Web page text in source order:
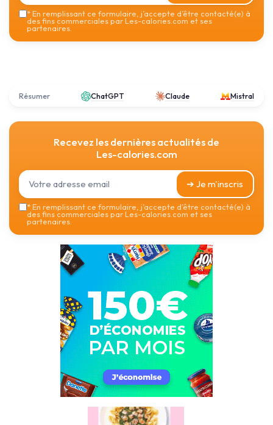
*En remplissant ce formulaire, j’accepte d’être contacté(e) à
des fins commerciales par Les-calories.com et ses
partenaires.
Résumer ChatGPT Claude Mistral
Recevez les dernières actualités de
Les-calories.com
➔ Je m'inscris
*En remplissant ce formulaire, j’accepte d’être contacté(e) à
des fins commerciales par Les-calories.com et ses
partenaires.